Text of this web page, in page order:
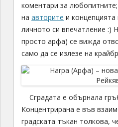
коментари за
на авторите и
личното си впечатление :)
просто арфа) се вижда
само да се излезе на
Сградата е обърнала
Концентрирана e във
градската тъкан толкова,